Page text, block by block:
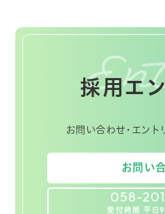
採用エ
お問い合わせ・エント
お問い
058-
受付時間 平日